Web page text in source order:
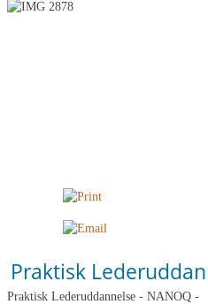
Praktisk
Praktisk Lederuddannelse - NANOQ -